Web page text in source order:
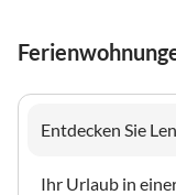
Entdecken Sie
Ihr Urlaub in